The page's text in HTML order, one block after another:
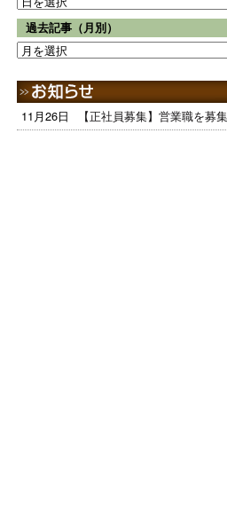
過去記事（月別）
11月26日 【正社員募集】営業職を募